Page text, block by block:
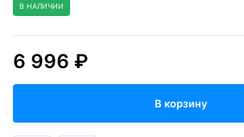
В НАЛИЧИИ
6 996 ₽
В корзину